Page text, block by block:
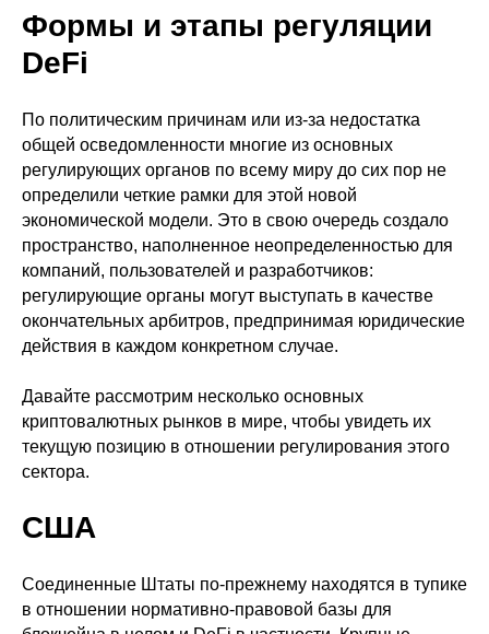
Формы и этапы регуляции
DeFi
По политическим причинам или из-за недостатка
общей осведомленности многие из основных
регулирующих органов по всему миру до сих пор не
определили четкие рамки для этой новой
экономической модели. Это в свою очередь создало
пространство, наполненное неопределенностью для
компаний, пользователей и разработчиков:
регулирующие органы могут выступать в качестве
окончательных арбитров, предпринимая юридические
действия в каждом конкретном случае.
Давайте рассмотрим несколько основных
криптовалютных рынков в мире, чтобы увидеть их
текущую позицию в отношении регулирования этого
сектора.
США
Соединенные Штаты по-прежнему находятся в тупике
в отношении нормативно-правовой базы для